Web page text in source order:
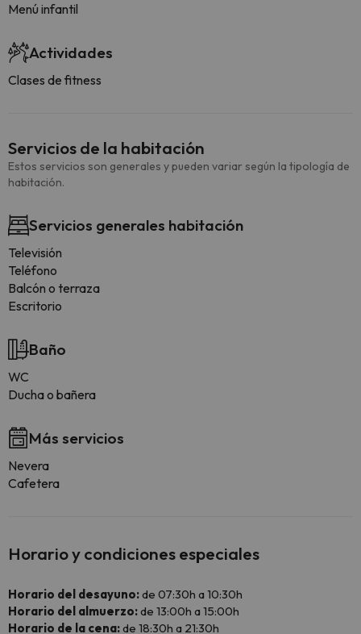
Menú infantil
Actividades
Clases de fitness
Servicios de la habitación
Estos servicios son generales y pueden variar según la tipología de
habitación.
Servicios generales habitación
Televisión
Teléfono
Balcón o terraza
Escritorio
Baño
WC
Ducha o bañera
Más servicios
Nevera
Cafetera
Horario y condiciones especiales
Horario del desayuno:de 07:30h a 10:30h
Horario del almuerzo:de 13:00h a 15:00h
Horario de la cena:de 18:30h a 21:30h